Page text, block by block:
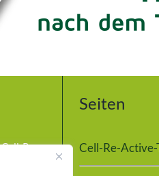
Re-
Seiten
Cell-Re-Active-